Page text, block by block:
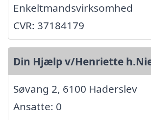
Enkeltmandsvirksomhed
CVR: 37184179
Din Hjælp v/Henriette
Søvang 2, 6100 Haderslev
Ansatte: 0